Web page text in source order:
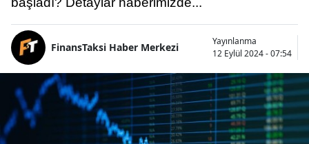
FinansTaksi Haber Merkezi
Yayınlanma
12 Eylül 2024 - 07:54